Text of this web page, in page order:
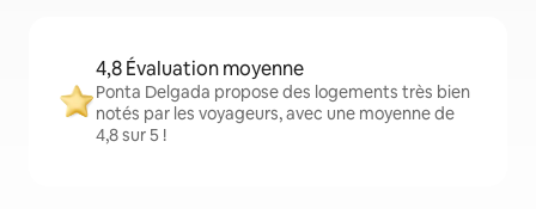
4,8 Évaluation moyenne
Ponta Delgada propose des logements très bien
notés par les voyageurs, avec une moyenne de
4,8 sur 5 !